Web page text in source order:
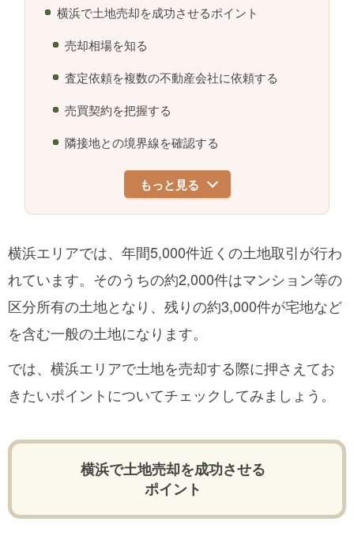
横浜で土地売却を成功させるポイント
売却相場を知る
査定依頼を複数の不動産会社に依頼する
売買契約を把握する
隣接地との境界線を確認する
もっと見る
横浜エリアでは、年間5,000件近くの土地取引が行わ
れています。そのうちの約2,000件はマンション等の
区分所有の土地となり、残りの約3,000件が宅地など
を含む一般の土地になります。
では、横浜エリアで土地を売却する際に押さえてお
きたいポイントについてチェックしてみましょう。
横浜で土地売却を成功させる
ポイント